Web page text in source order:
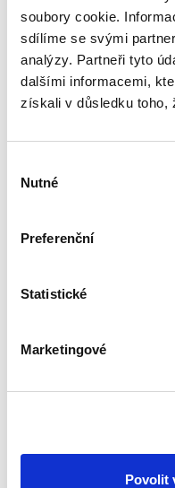
soubory cookie.
sdílíme se svými
analýzy. Partneři tyto
dalšími informacemi,
získali v důsledku toho,
souhlasu
Nutné
Preferenční
Statistické
Marketingové
Povolit
Kniha podrobně
souběžného
českého podle
a také podle
platily na území...
práva k
pásem.
těchto omezení